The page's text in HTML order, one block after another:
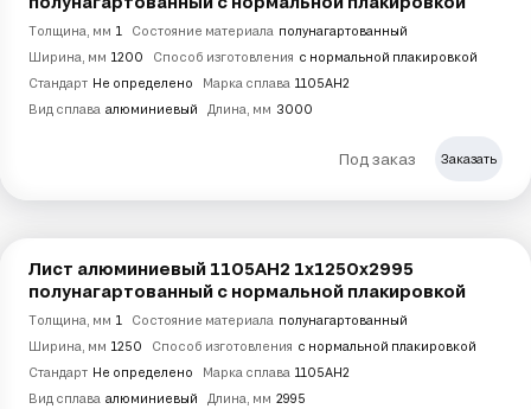
Толщина, мм 1 Состояние материала полунагартованный
Ширина, мм 1200 Способ изготовления с нормальной плакировкой
Стандарт Не определено Марка сплава 1105АН2
Вид сплава алюминиевый Длина, мм 3000
Под заказ Заказать
Лист алюминиевый 1105АН2 1х1250х2995
полунагартованный с нормальной плакировкой
Толщина, мм 1 Состояние материала полунагартованный
Ширина, мм 1250 Способ изготовления с нормальной плакировкой
Стандарт Не определено Марка сплава 1105АН2
Вид сплава алюминиевый Длина, мм 2995